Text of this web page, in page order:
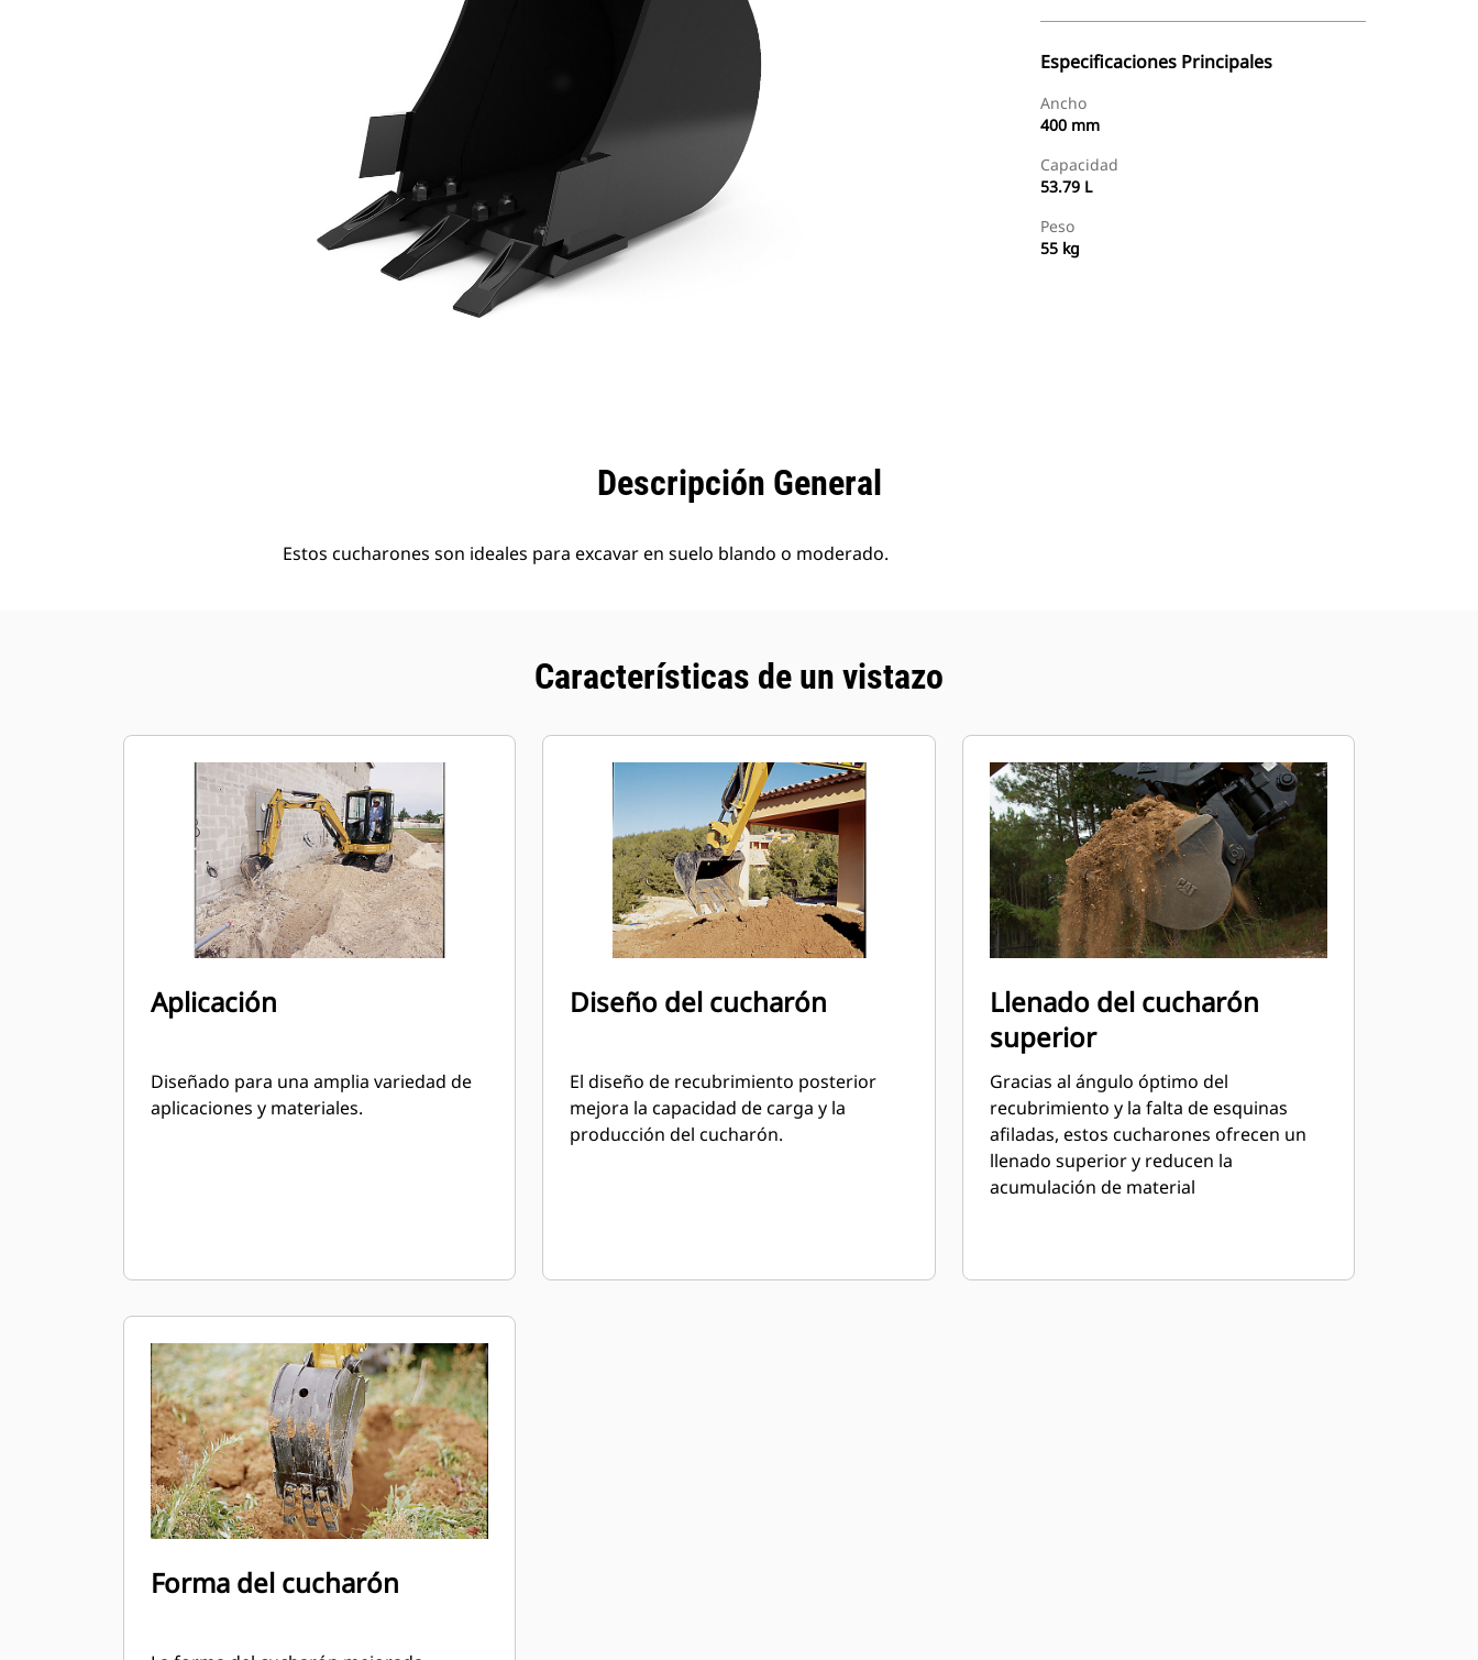
Especificaciones Principales
Ancho
400 mm
Capacidad
53.79 L
Peso
55 kg
Descripción General
Estos cucharones son ideales para excavar en suelo blando o moderado.
Características de un vistazo
Aplicación
Diseñado para una amplia variedad de
aplicaciones y materiales.
Diseño del cucharón
El diseño de recubrimiento posterior
mejora la capacidad de carga y la
producción del cucharón.
Llenado del cucharón
superior
Gracias al ángulo óptimo del
recubrimiento y la falta de esquinas
afiladas, estos cucharones ofrecen un
llenado superior y reducen la
acumulación de material
Forma del cucharón